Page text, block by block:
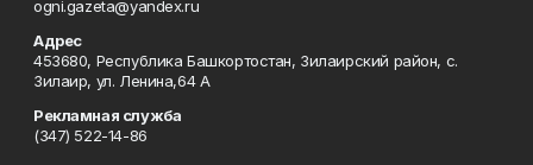
ogni.gazeta@yandex.ru
Адрес
453680, Республика Башкортостан, Зилаирский район, с.
Зилаир, ул. Ленина,64 А
Рекламная служба
(347) 522-14-86